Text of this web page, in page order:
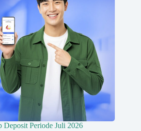
Deposit Periode Juli 2026